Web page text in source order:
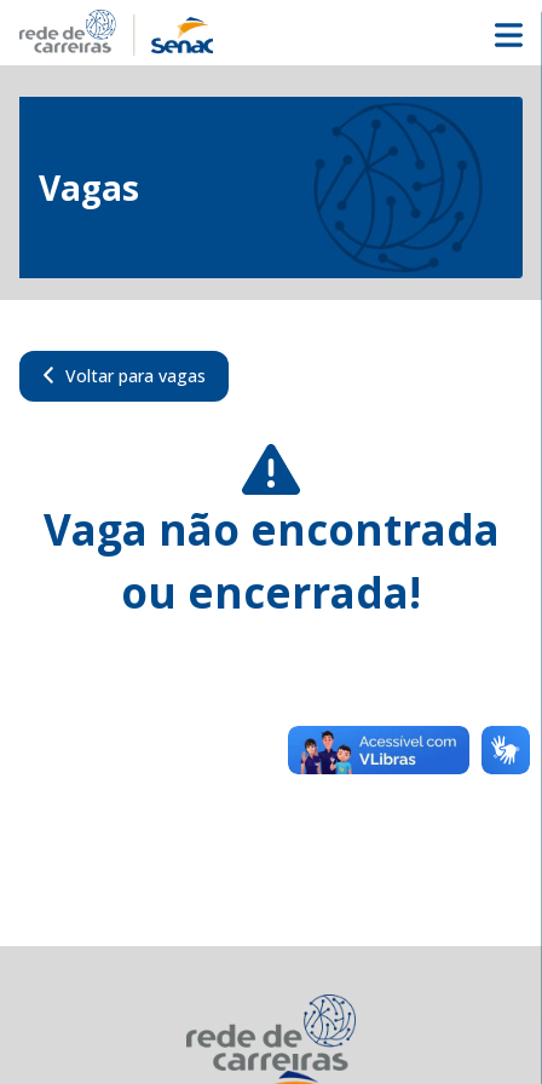
Vagas
Voltar para vagas
Vaga não encontrada
ou encerrada!